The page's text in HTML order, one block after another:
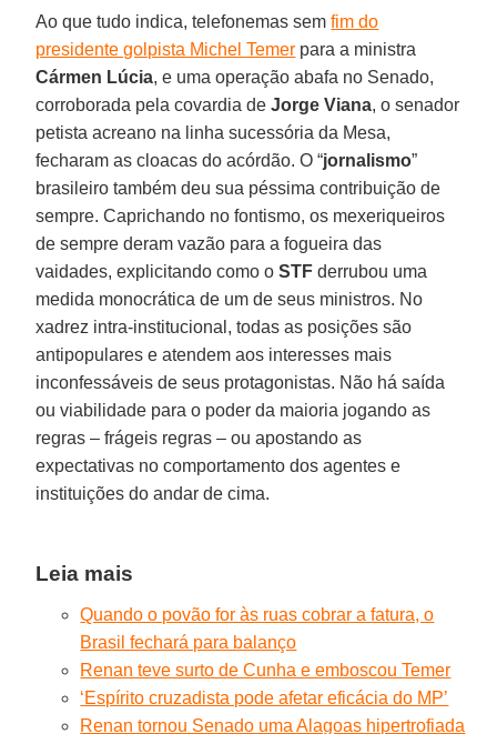
Ao que tudo indica, telefonemas semfim do
presidente golpista Michel Temer para a ministra
Cármen Lúcia, e uma operação abafa no Senado,
corroborada pela covardia deJorge Viana, o senador
petista acreano na linha sucessória da Mesa,
fecharam as cloacas do acórdão. O “jornalismo”
brasileiro também deu sua péssima contribuição de
sempre. Caprichando no fontismo, os mexeriqueiros
de sempre deram vazão para a fogueira das
vaidades, explicitando como oSTF derrubou uma
medida monocrática de um de seus ministros. No
xadrez intra-institucional, todas as posições são
antipopulares e atendem aos interesses mais
inconfessáveis de seus protagonistas. Não há saída
ou viabilidade para o poder da maioria jogando as
regras – frágeis regras – ou apostando as
expectativas no comportamento dos agentes e
instituições do andar de cima.
Leia mais
Quando o povão for às ruas cobrar a fatura, o
Brasil fechará para balanço
Renan teve surto de Cunha e emboscou Temer
‘Espírito cruzadista pode afetar eficácia do MP’
Renan tornou Senado uma Alagoas hipertrofiada